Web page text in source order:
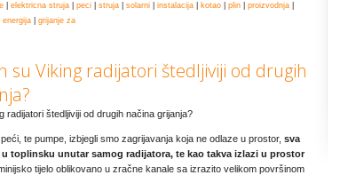
elektricna struja peci struja solarni instalacija kotao plin proizvodnja
energija grijanje za
su Viking radijatori štedljiviji od drugih
radijatori štedljiviji od drugih načina grijanja?
te pumpe, izbjegli smo zagrijavanja koja ne odlaze u prostor, sva
u toplinsku unutar samog radijatora, te kao takva izlazi u prostor
tijelo oblikovano u zračne kanale sa izrazito velikom površinom